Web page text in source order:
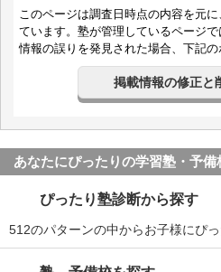
このページは調査日時点の内容を元
ています。塾が管理しているページで
情報の誤りを発見された場合、下記の
掲載情報の修正と
あなたにぴったりの学習塾・予備
ぴったり塾診断から探す
512のパターンの中からお子様にぴっ